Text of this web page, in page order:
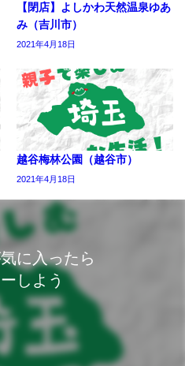
【閉店】よしかわ天然温泉ゆあ
み（吉川市）
2021年4月18日
越谷梅林公園（越谷市）
2021年4月18日
に入ったら
しよう